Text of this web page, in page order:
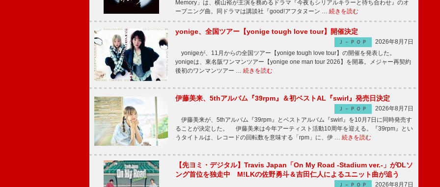
Memory」は、横山裕が主演を務めるドラマ『今夜もシリアルキラーと待ち合わせ』のオ
ープニング曲。同ドラマは講談社『good!アフタヌーン … 続きを読む
yonige、全国ツアー【yonige tough love tour】開催決定
Ｊ－ＰＯＰ
2026年8月7日
yonigeが、11月からの全国ツアー【yonige tough love tour】の開催を発表した。
yonigeは、東名阪ワンマンツアー【yonige one man tour 2026】を開幕。メジャー再契約
後初のワンマンツアー … 続きを読む
伊藤美来、5thアルバム『39rpm』＆初ベストAL『swirl』発売日決定
Ｊ－ＰＯＰ
2026年8月7日
伊藤美来が、5thアルバム『39rpm』とベストアルバム『swirl』を10月7日に同時発売す
ることが決定した。 伊藤美来は今年アーティスト活動10周年を迎える。『39rpm』とい
うタイトルは、レコードの回転数を意味する「rpm」に、伊 … 続きを読む
【先ヨミ・デジタル】Travis Japan「On My Road -Stadium ver.-」がDLソ
ング首位を独走中 M!LKの佐野勇斗＆吉田仁人によるユニット曲が追う
Ｊ－ＰＯＰ
2026年8月7日